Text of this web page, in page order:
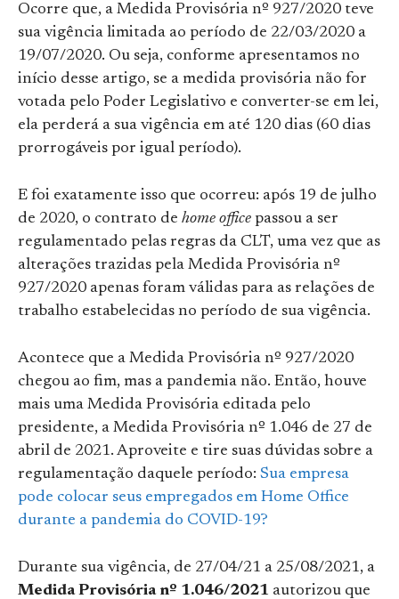
Ocorre que, a Medida Provisória nº 927/2020 teve
sua vigência limitada ao período de 22/03/2020 a
19/07/2020. Ou seja, conforme apresentamos no
início desse artigo, se a medida provisória não for
votada pelo Poder Legislativo e converter-se em lei,
ela perderá a sua vigência em até 120 dias (60 dias
prorrogáveis por igual período).
E foi exatamente isso que ocorreu: após 19 de julho
de 2020, o contrato de home office passou a ser
regulamentado pelas regras da CLT, uma vez que as
alterações trazidas pela Medida Provisória nº
927/2020 apenas foram válidas para as relações de
trabalho estabelecidas no período de sua vigência.
Acontece que a Medida Provisória nº 927/2020
chegou ao fim, mas a pandemia não. Então, houve
mais uma Medida Provisória editada pelo
presidente, a Medida Provisória nº 1.046 de 27 de
abril de 2021. Aproveite e tire suas dúvidas sobre a
regulamentação daquele período: Sua empresa
pode colocar seus empregados em Home Office
durante a pandemia do COVID-19?
Durante sua vigência, de 27/04/21 a 25/08/2021, a
Medida Provisória nº 1.046/2021 autorizou que